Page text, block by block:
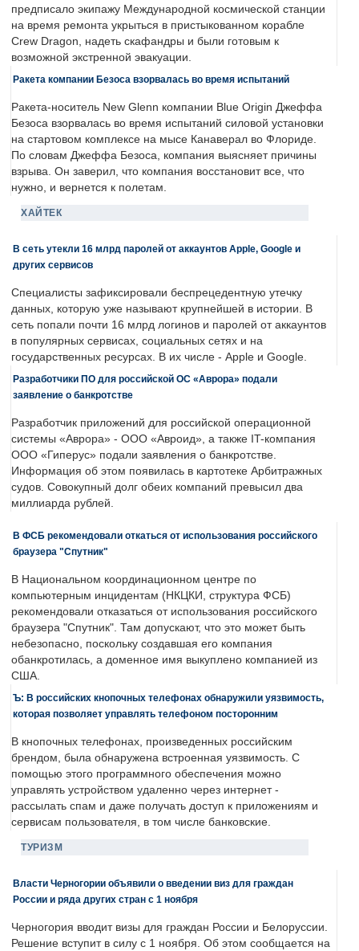
предписало экипажу Международной космической станции
на время ремонта укрыться в пристыкованном корабле
Crew Dragon, надеть скафандры и были готовым к
возможной экстренной эвакуации.
Ракета компании Безоса взорвалась во время испытаний
Ракета-носитель New Glenn компании Blue Origin Джеффа
Безоса взорвалась во время испытаний силовой установки
на стартовом комплексе на мысе Канаверал во Флориде.
По словам Джеффа Безоса, компания выясняет причины
взрыва. Он заверил, что компания восстановит все, что
нужно, и вернется к полетам.
ХАЙТЕК
В сеть утекли 16 млрд паролей от аккаунтов Apple, Google и
других сервисов
Специалисты зафиксировали беспрецедентную утечку
данных, которую уже называют крупнейшей в истории. В
сеть попали почти 16 млрд логинов и паролей от аккаунтов
в популярных сервисах, социальных сетях и на
государственных ресурсах. В их числе - Apple и Google.
Разработчики ПО для российской ОС «Аврора» подали
заявление о банкротстве
Разработчик приложений для российской операционной
системы «Аврора» - ООО «Авроид», а также IT-компания
ООО «Гиперус» подали заявления о банкротстве.
Информация об этом появилась в картотеке Арбитражных
судов. Совокупный долг обеих компаний превысил два
миллиарда рублей.
В ФСБ рекомендовали откаться от использования российского
браузера "Спутник"
В Национальном координационном центре по
компьютерным инцидентам (НКЦКИ, структура ФСБ)
рекомендовали отказаться от использования российского
браузера "Спутник". Там допускают, что это может быть
небезопасно, поскольку создавшая его компания
обанкротилась, а доменное имя выкуплено компанией из
США.
Ъ: В российских кнопочных телефонах обнаружили уязвимость,
которая позволяет управлять телефоном посторонним
В кнопочных телефонах, произведенных российским
брендом, была обнаружена встроенная уязвимость. С
помощью этого программного обеспечения можно
управлять устройством удаленно через интернет -
рассылать спам и даже получать доступ к приложениям и
сервисам пользователя, в том числе банковские.
ТУРИЗМ
Власти Черногории объявили о введении виз для граждан
России и ряда других стран с 1 ноября
Черногория вводит визы для граждан России и Белоруссии.
Решение вступит в силу с 1 ноября. Об этом сообщается на